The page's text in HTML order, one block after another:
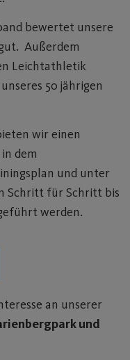
bewertet unsere
Außerdem
Leichtathletik
50 jährigen
wir einen
dem
und unter
Schritt für Schritt bis
werden.
an unserer
und